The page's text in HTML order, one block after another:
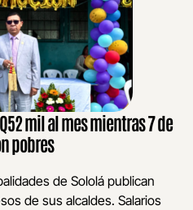
mil al mes mientras 7 de
pobres
de Sololá publican
de sus alcaldes. Salarios